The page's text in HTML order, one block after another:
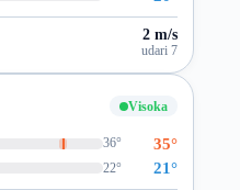
2 m/s
udari 7
Visoka
36° 35°
22° 21°